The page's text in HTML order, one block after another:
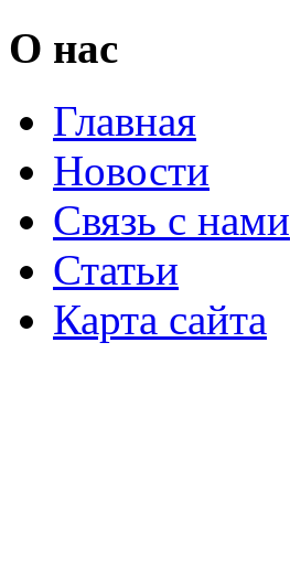
О нас
Главная
Новости
Связь с нами
Статьи
Карта сайта